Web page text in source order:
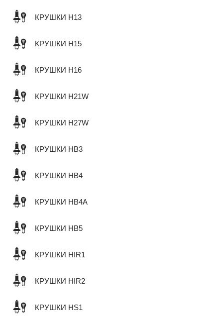
КРУШКИ H13
КРУШКИ H15
КРУШКИ H16
КРУШКИ H21W
КРУШКИ H27W
КРУШКИ HB3
КРУШКИ HB4
КРУШКИ HB4A
КРУШКИ HB5
КРУШКИ HIR1
КРУШКИ HIR2
КРУШКИ HS1